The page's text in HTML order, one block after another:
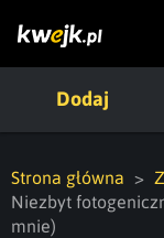
Dodaj
Strona główna
Niezbyt
mnie)